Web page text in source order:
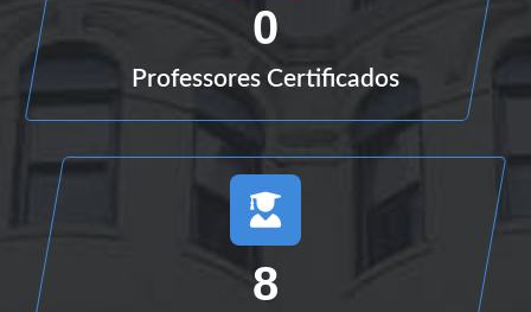
0
Professores Certificados
8